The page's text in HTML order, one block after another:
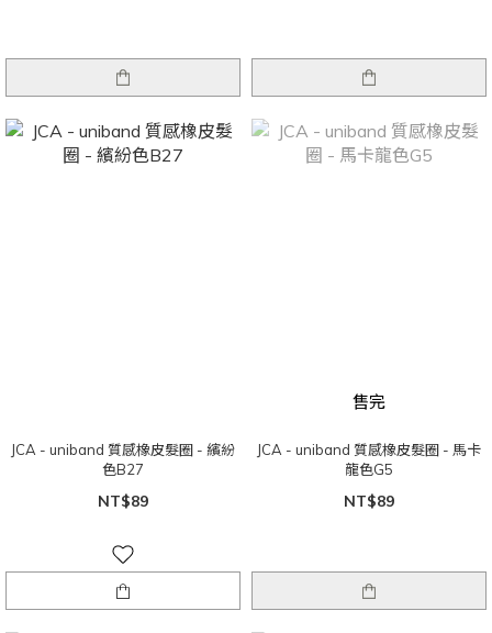
JCA - uniband 質感橡皮髮圈 - 繽紛
色B27
NT$89
售完
JCA - uniband 質感橡皮髮圈 - 馬卡
龍色G5
NT$89